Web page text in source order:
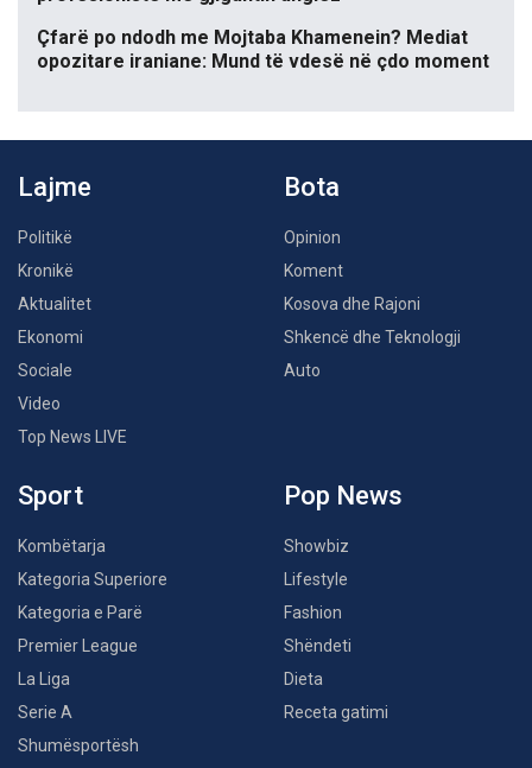
Çfarë po ndodh me Mojtaba Khamenein? Mediat
opozitare iraniane: Mund të vdesë në çdo moment
Lajme
Politikë
Kronikë
Aktualitet
Ekonomi
Sociale
Video
Top News LIVE
Bota
Opinion
Koment
Kosova dhe Rajoni
Shkencë dhe Teknologji
Auto
Sport
Kombëtarja
Kategoria Superiore
Kategoria e Parë
Premier League
La Liga
Serie A
Shumësportësh
Pop News
Showbiz
Lifestyle
Fashion
Shëndeti
Dieta
Receta gatimi